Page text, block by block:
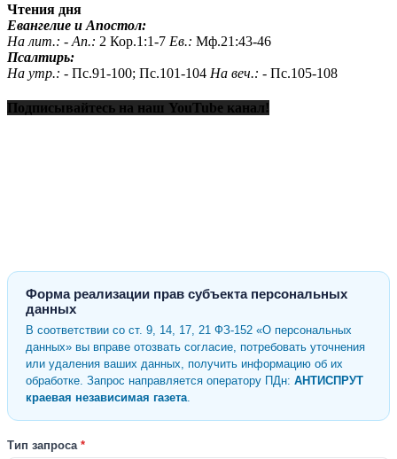
Чтения дня
Евангелие и Апостол:
На лит.: - Ап.: 2 Кор.1:1-7 Ев.: Мф.21:43-46
Псалтирь:
На утр.: - Пс.91-100; Пс.101-104 На веч.: - Пс.105-108
Подписывайтесь на наш YouTube канал!
Форма реализации прав субъекта персональных
данных
В соответствии со ст. 9, 14, 17, 21 ФЗ-152 «О персональных
данных» вы вправе отозвать согласие, потребовать уточнения
или удаления ваших данных, получить информацию об их
обработке. Запрос направляется оператору ПДн: АНТИСПРУТ
краевая независимая газета.
Тип запроса *